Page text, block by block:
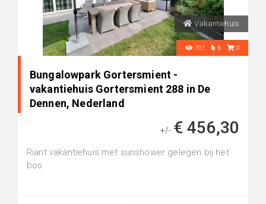
Vakantiehuis
351 6 0
Bungalowpark Gortersmient -
vakantiehuis Gortersmient 288 in De
Dennen, Nederland
+/- € 456,30
Riant vakantiehuis met sunshower gelegen bij het
bos